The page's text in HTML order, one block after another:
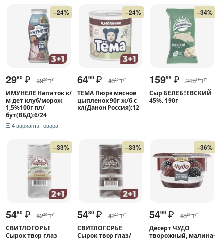
–24%
2980 ₽ 3970 ₽
ИМУНЕЛЕ Напиток к/
м дет клуб/морож
1,5%100г пл/
бут(ВБД):6/24
4 варианта товара
–24%
6490 ₽ 8650 ₽
ТЕМА Пюре мясное
цыпленок 90г ж/б с
кл(Данон Россия):12
–34%
15999 ₽ 24599 ₽
Сыр БЕЛЕБЕЕВСКИЙ
45%, 190г
–33%
5480 ₽ 8220 ₽
СВИТЛОГОРЬЕ
Сырок твор глаз
–33%
5480 ₽ 8220 ₽
СВИТЛОГОРЬЕ
Сырок твор глаз/
–36%
5499 ₽ 8599 ₽
Десерт ЧУДО
творожный, малина-